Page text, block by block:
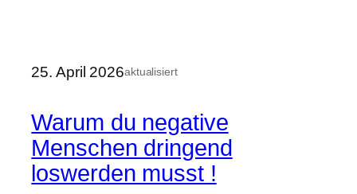
25. April 2026aktualisiert
Warum du negative
Menschen dringend
loswerden musst !